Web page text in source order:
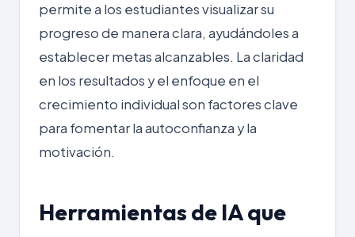
permite a los estudiantes visualizar su
progreso de manera clara, ayudándoles a
establecer metas alcanzables. La claridad
en los resultados y el enfoque en el
crecimiento individual son factores clave
para fomentar la autoconfianza y la
motivación.
Herramientas de IA que